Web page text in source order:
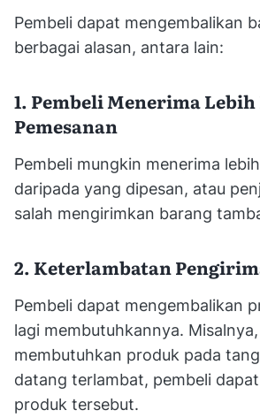
Pembeli dapat mengembalikan
berbagai alasan, antara lain:
1. Pembeli Menerima
Pemesanan
Pembeli mungkin menerima
daripada yang dipesan, atau
salah mengirimkan barang
2. Keterlambatan
Pembeli dapat mengembalikan
lagi membutuhkannya.
membutuhkan produk pada
datang terlambat, pembeli
produk tersebut.